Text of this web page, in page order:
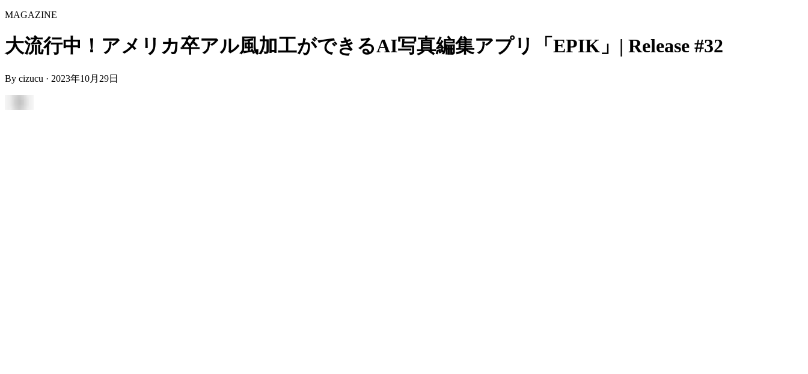
MAGAZINE
大流行中！アメリカ卒アル風加工ができるAI写真編集アプリ「EPIK」| Release #32
By cizucu · 2023年10月29日